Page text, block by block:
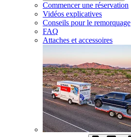
Commencer une réservation
Vidéos explicatives
Conseils pour le remorquage
FAQ
Attaches et accessoires